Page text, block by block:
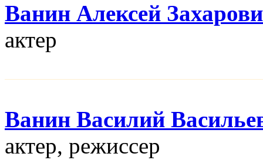
Ванин Алексей
актер
Ванин Василий
актер, режисcер